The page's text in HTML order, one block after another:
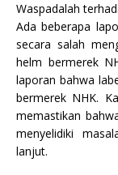
Waspadalah
Ada beberapa
secara salah
helm bermerek
laporan bahwa
bermerek NHK.
memastikan
menyelidiki
lanjut.